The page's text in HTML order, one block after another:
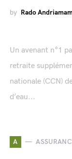
by Rado
Un avenant n°1
retraite
nationale (CCN)
d’eau...
A